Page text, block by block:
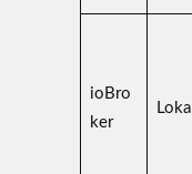
ioBro
ker
Lokal